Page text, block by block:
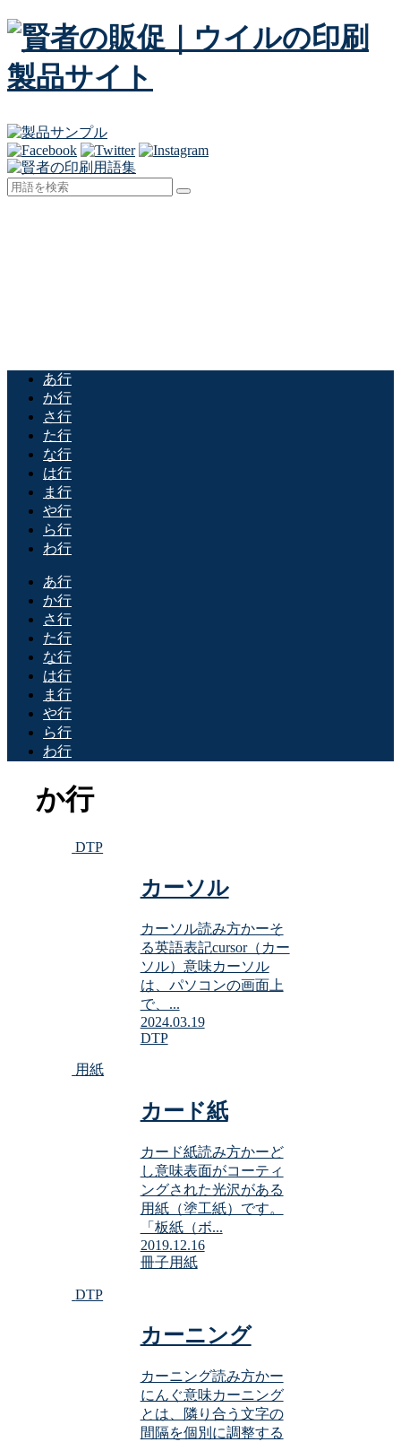
あ行
か行
さ行
た行
な行
は行
ま行
や行
ら行
わ行
あ行
か行
さ行
た行
な行
は行
ま行
や行
ら行
わ行
か行
DTP
カーソル
カーソル読み方かーそ
る英語表記cursor（カー
ソル）意味カーソル
は、パソコンの画面上
で、...
2024.03.19
DTP
用紙
カード紙
カード紙読み方かーど
し意味表面がコーティ
ングされた光沢がある
用紙（塗工紙）です。
「板紙（ボ...
2019.12.16
冊子用紙
DTP
カーニング
カーニング読み方かー
にんぐ意味カーニング
とは、隣り合う文字の
間隔を個別に調整する